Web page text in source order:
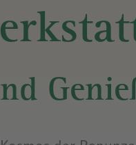
BÄCKEREI &
KONDITOREI